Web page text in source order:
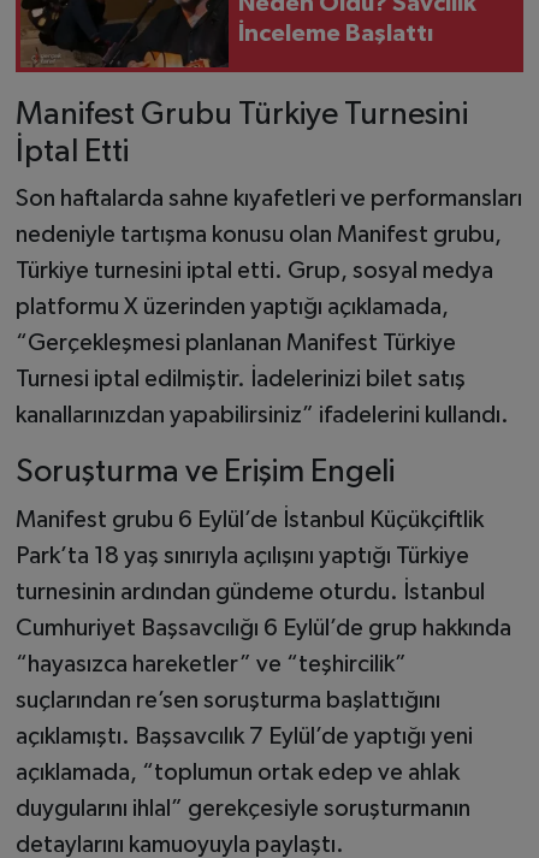
İnceleme Başlattı
Manifest Grubu Türkiye Turnesini
İptal Etti
Son haftalarda sahne kıyafetleri ve performansları
nedeniyle tartışma konusu olan Manifest grubu,
Türkiye turnesini iptal etti. Grup, sosyal medya
platformu X üzerinden yaptığı açıklamada,
“Gerçekleşmesi planlanan Manifest Türkiye
Turnesi iptal edilmiştir. İadelerinizi bilet satış
kanallarınızdan yapabilirsiniz” ifadelerini kullandı.
Soruşturma ve Erişim Engeli
Manifest grubu 6 Eylül’de İstanbul Küçükçiftlik
Park’ta 18 yaş sınırıyla açılışını yaptığı Türkiye
turnesinin ardından gündeme oturdu. İstanbul
Cumhuriyet Başsavcılığı 6 Eylül’de grup hakkında
“hayasızca hareketler” ve “teşhircilik”
suçlarından re’sen soruşturma başlattığını
açıklamıştı. Başsavcılık 7 Eylül’de yaptığı yeni
açıklamada, “toplumun ortak edep ve ahlak
duygularını ihlal” gerekçesiyle soruşturmanın
detaylarını kamuoyuyla paylaştı.